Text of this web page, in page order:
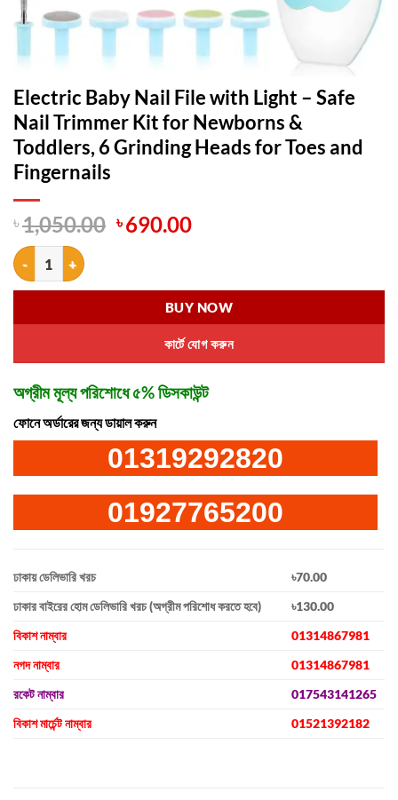
Electric Baby Nail File with Light – Safe
Nail Trimmer Kit for Newborns &
Toddlers, 6 Grinding Heads for Toes and
Fingernails
৳1,050.00 Original
৳ 1,050.00.
৳690.00Current
৳ 690.00.
Electric Baby Nail File with Light – Safe Nail Trimmer Kit for
কার্টে যোগ করুন
BUY NOW
অগ্রীম মূল্য পরিশোধে ৫% ডিসকাউন্ট
ফোনে অর্ডারের জন্য ডায়াল করুন
01319292820
01927765200
ঢাকায় ডেলিভারি খরচ
৳70.00
ঢাকার বাইরের হোম ডেলিভারি খরচ (অগ্রীম পরিশোধ করতে হবে)
৳130.00
বিকাশ নাম্বার
01314867981
নগদ নাম্বার
01314867981
রকেট নাম্বার
017543141265
বিকাশ মার্চেন্ট নাম্বার
01521392182